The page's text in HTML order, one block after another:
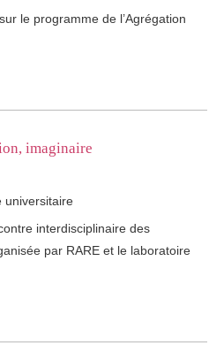
le programme de l’Agrégation
imaginaire
universitaire
interdisciplinaire des
par RARE et le laboratoire